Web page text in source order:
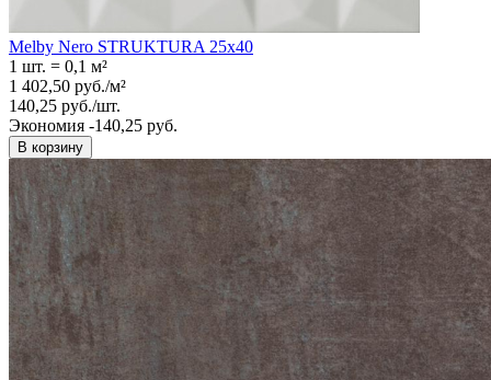
Melby Nero STRUKTURA 25x40
1 шт. = 0,1 м²
1 402,50 руб./м²
140,25 руб./шт.
Экономия -140,25 руб.
В корзину